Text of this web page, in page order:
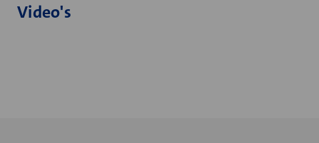
Video's